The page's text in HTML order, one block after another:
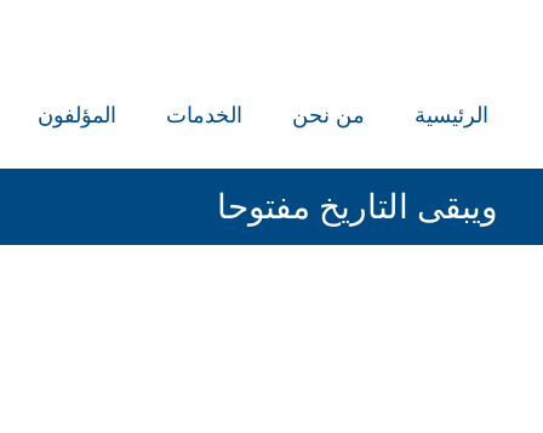
الرئيسية من نحن الخدمات المؤلفون
ويبقى التاريخ مفتوحا